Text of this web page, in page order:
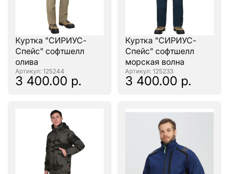
Куртка "СИРИУС-
Спейс" софтшелл
олива
: 125244
3 400.00 р.
Куртка "СИРИУС-
Спейс" софтшелл
морская волна
: 125233
3 400.00 р.